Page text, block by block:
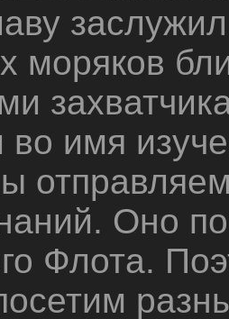
моряков
во имя
Оно
Флота.